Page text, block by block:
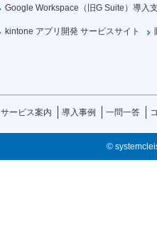
Google Workspace（旧G Suite）導入
kintone アプリ開発 サービスサイト
サービス案内 導入事例 一問一答
©